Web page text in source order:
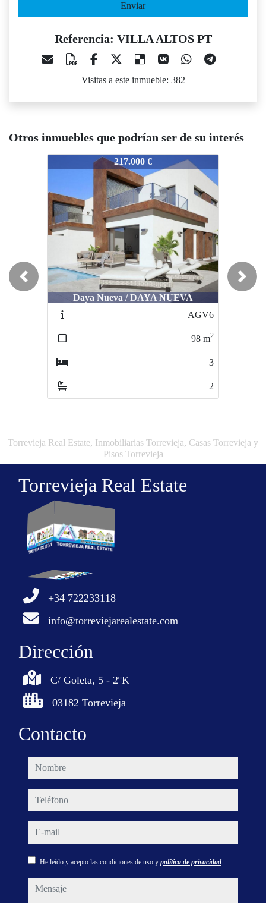
Enviar
Referencia: VILLA ALTOS PT
Visitas a este inmueble: 382
Otros inmuebles que podrían ser de su interés
217.000 €
Daya Nueva / DAYA NUEVA
Ciudad
VILLA ALTOS PT
389.000 €
Ciudad Quesada / LAGUNA DE LA
MATA
CQ113
180m
Previous Next
Torrevieja Real Estate, Inmobiliarias Torrevieja, Casas Torrevieja y
Pisos Torrevieja
Torrevieja Real Estate
+34 722233118
info@torreviejarealestate.com
Dirección
C/ Goleta, 5 - 2ºK
03182 Torrevieja
Contacto
nombre
teléfono
e-mail
He leído y acepto las condiciones de uso y política de privacidad
mensaje